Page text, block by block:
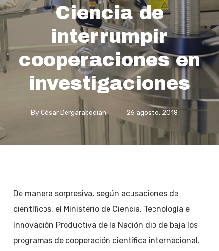
Ciencia de
interrumpir
cooperaciones en
investigaciones
By César Dergarabedian 26 agosto, 2018
De manera sorpresiva, según acusaciones de
científicos, el Ministerio de Ciencia, Tecnología e
Innovación Productiva de la Nación dio de baja los
programas de cooperación científica internacional,